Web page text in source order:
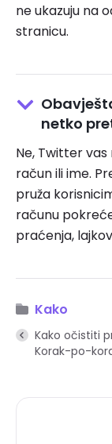
ne ukazuju na
stranicu.
netko
Ne, Twitter
račun ili ime.
pruža
računu
praćenja,
Kako
Kako očistiti
Korak-po-